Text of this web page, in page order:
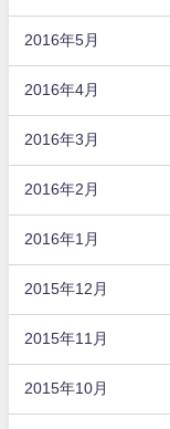
2016年5月
2016年4月
2016年3月
2016年2月
2016年1月
2015年12月
2015年11月
2015年10月